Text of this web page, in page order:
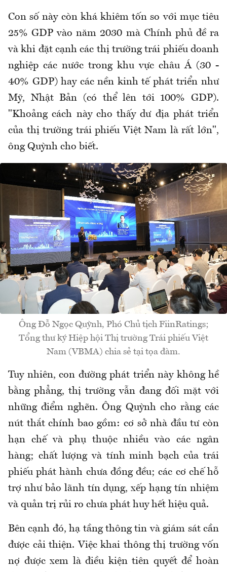
Con số này còn khá khiêm tốn so với mục tiêu
25% GDP vào năm 2030 mà Chính phủ đề ra
và khi đặt cạnh các thị trường trái phiếu doanh
nghiệp các nước trong khu vực châu Á (30 -
40% GDP) hay các nền kinh tế phát triển như
Mỹ, Nhật Bản (có thể lên tới 100% GDP).
"Khoảng cách này cho thấy dư địa phát triển
của thị trường trái phiếu Việt Nam là rất lớn",
ông Quỳnh cho biết.
Ông Đỗ Ngọc Quỳnh, Phó Chủ tịch FiinRatings;
Tổng thư ký Hiệp hội Thị trường Trái phiếu Việt
Nam (VBMA) chia sẻ tại tọa đàm.
Tuy nhiên, con đường phát triển này không hề
bằng phẳng, thị trường vẫn đang đối mặt với
những điểm nghẽn. Ông Quỳnh cho rằng các
nút thắt chính bao gồm: cơ sở nhà đầu tư còn
hạn chế và phụ thuộc nhiều vào các ngân
hàng; chất lượng và tính minh bạch của trái
phiếu phát hành chưa đồng đều; các cơ chế hỗ
trợ như bảo lãnh tín dụng, xếp hạng tín nhiệm
và quản trị rủi ro chưa phát huy hết hiệu quả.
Bên cạnh đó, hạ tầng thông tin và giám sát cần
được cải thiện. Việc khai thông thị trường vốn
nợ được xem là điều kiện tiên quyết để hoàn